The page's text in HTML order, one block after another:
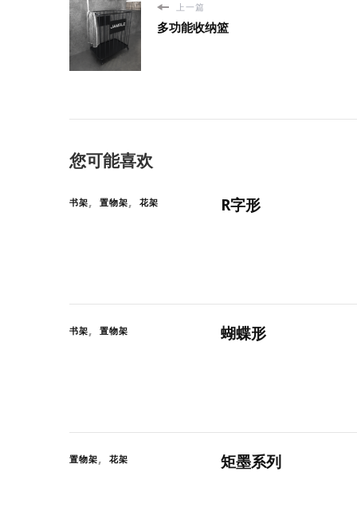
上一篇
多功能收纳篮
您可能喜欢
书架 置物架 花架 R字形
书架 置物架 蝴蝶形
置物架 花架 矩墨系列